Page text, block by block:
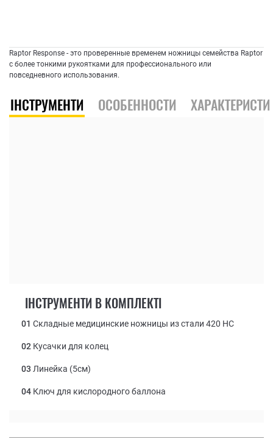
Raptor Response - это проверенные временем ножницы семейства Raptor
с более тонкими рукоятками для профессионального или
повседневного использования.
ІНСТРУМЕНТИ ОСОБЕННОСТИ
ІНСТРУМЕНТИ В КОМПЛЕКТІ
01 Складные медицинские ножницы из стали 420 НС
02 Кусачки для колец
03 Линейка (5см)
04 Ключ для кислородного баллона